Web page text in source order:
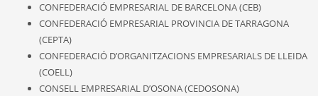
CONFEDERACIÓ EMPRESARIAL DE BARCELONA (CEB)
CONFEDERACIÓ EMPRESARIAL PROVINCIA DE TARRAGONA
(CEPTA)
CONFEDERACIÓ D’ORGANITZACIONS EMPRESARIALS DE LLEIDA
(COELL)
CONSELL EMPRESARIAL D’OSONA (CEDOSONA)